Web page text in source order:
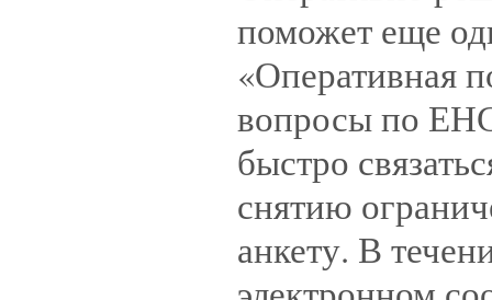
поможет еще
«Оперативная
вопросы по
быстро
снятию
анкету. В